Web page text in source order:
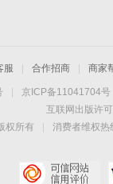
服 合作招商 商家
京ICP备11041704号
互联网出版许
权所有 消费者维权